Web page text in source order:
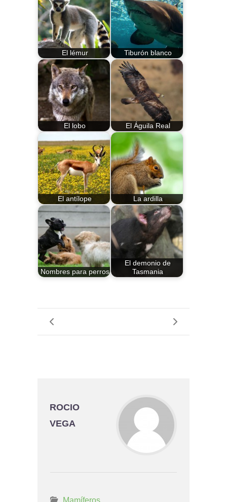
El lémur Tiburón blanco
El lobo El Águila Real
El antílope La ardilla
Nombres para perros
El demonio de
Tasmania
ROCIO
VEGA